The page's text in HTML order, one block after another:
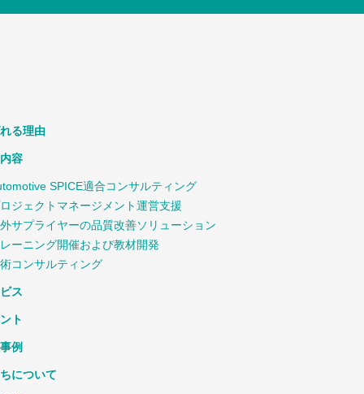
る理由
容
SPICE適合コンサルティング
ロジェクトマネージメント運営支援
外サプライヤーの品質改善ソリューション
レーニング開催および教材開発
術コンサルティング
ス
ト
例
について